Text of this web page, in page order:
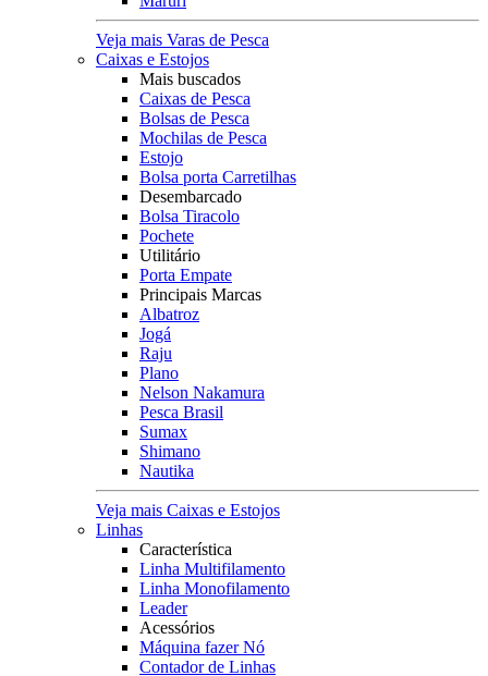
Veja mais Varas de Pesca
Caixas e Estojos
Mais buscados
Caixas de Pesca
Bolsas de Pesca
Mochilas de Pesca
Estojo
Bolsa porta Carretilhas
Desembarcado
Bolsa Tiracolo
Pochete
Utilitário
Porta Empate
Principais Marcas
Albatroz
Jogá
Raju
Plano
Nelson Nakamura
Pesca Brasil
Sumax
Shimano
Nautika
Veja mais Caixas e Estojos
Linhas
Característica
Linha Multifilamento
Linha Monofilamento
Leader
Acessórios
Máquina fazer Nó
Contador de Linhas